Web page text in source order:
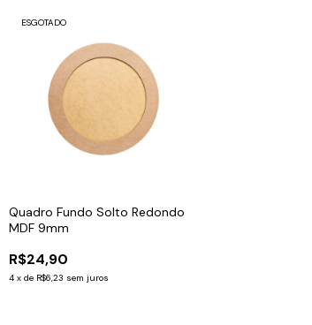
ESGOTADO
Quadro Fundo Solto Redondo
MDF 9mm
R$24,90
4 xde R$6,23 sem juros